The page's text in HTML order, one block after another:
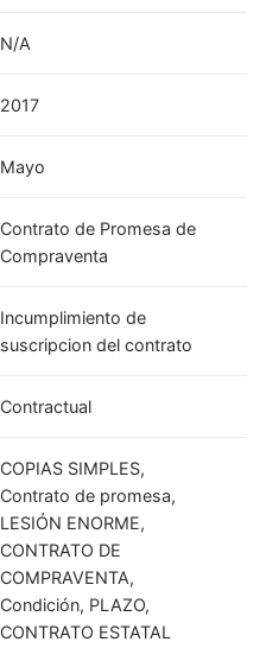
N/A
2017
Mayo
Contrato de Promesa de
Compraventa
Incumplimiento de
suscripcion del contrato
Contractual
COPIAS SIMPLES,
Contrato de promesa,
LESIÓN ENORME,
CONTRATO DE
COMPRAVENTA,
Condición, PLAZO,
CONTRATO ESTATAL